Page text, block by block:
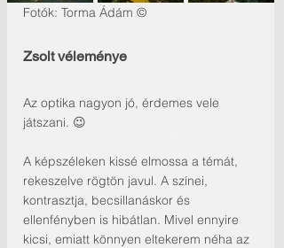
Fotók: Torma Ádám ©
Zsolt véleménye
Az optika nagyon jó, érdemes vele
játszani. 😉
A képszéleken kissé elmossa a témát,
rekeszelve rögtön javul. A színei,
kontrasztja, becsillanáskor és
ellenfényben is hibátlan. Mivel ennyire
kicsi, emiatt könnyen eltekerem néha az